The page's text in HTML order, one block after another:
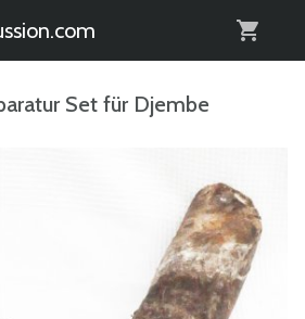
Set für Djembe